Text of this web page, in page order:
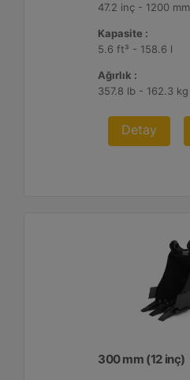
47.2 inç - 1200 mm
Kapasite :
5.6 ft³ - 158.6 l
Ağırlık :
357.8 lb - 162.3 kg
Detay
300 mm (12 inç)